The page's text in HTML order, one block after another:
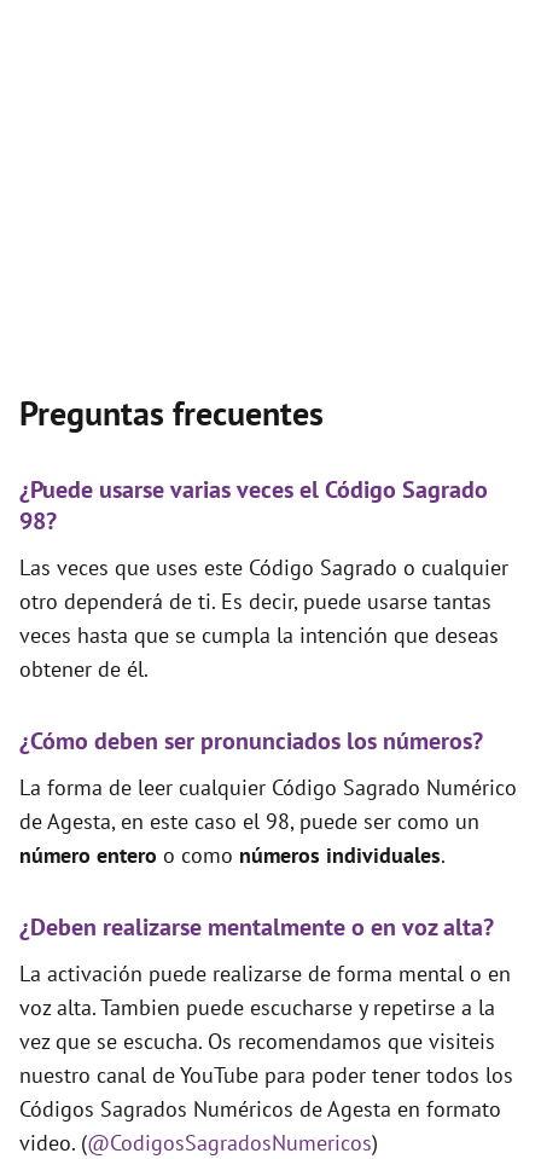
Preguntas frecuentes
¿Puede usarse varias veces el Código Sagrado
98?
Las veces que uses este Código Sagrado o cualquier
otro dependerá de ti. Es decir, puede usarse tantas
veces hasta que se cumpla la intención que deseas
obtener de él.
¿Cómo deben ser pronunciados los números?
La forma de leer cualquier Código Sagrado Numérico
de Agesta, en este caso el 98, puede ser como un
número entero o como números individuales.
¿Deben realizarse mentalmente o en voz alta?
La activación puede realizarse de forma mental o en
voz alta. Tambien puede escucharse y repetirse a la
vez que se escucha. Os recomendamos que visiteis
nuestro canal de YouTube para poder tener todos los
Códigos Sagrados Numéricos de Agesta en formato
video. (@CodigosSagradosNumericos)